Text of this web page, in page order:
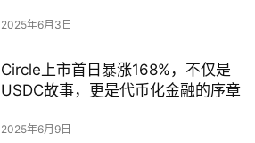
2025年6月3日
Circle上市首日暴涨168%，不仅是
USDC故事，更是代币化金融的序章
2025年6月9日